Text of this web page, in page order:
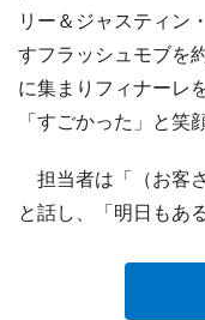
リー＆ジャスティン
すフラッシュモブを
に集まりフィナーレ
「すごかった」と笑
担当者は「（お客
と話し、「明日もあ